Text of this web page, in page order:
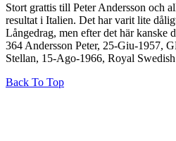
Stort grattis till Peter Andersson och
resultat i Italien. Det har varit lite
Långedrag, men efter det här kanske
364 Andersson Peter, 25-Giu-1957,
Stellan, 15-Ago-1966, Royal
Back To Top